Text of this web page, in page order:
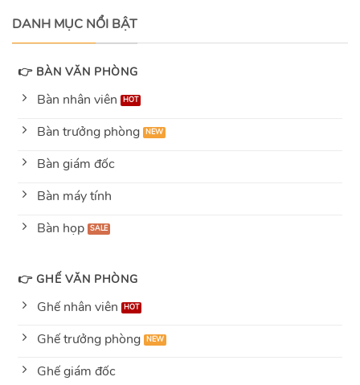
DANH MỤC NỔI BẬT
👉 BÀN VĂN PHÒNG
Bàn nhân viên
Bàn trưởng phòng
Bàn giám đốc
Bàn máy tính
Bàn họp
👉 GHẾ VĂN PHÒNG
Ghế nhân viên
Ghế trưởng phòng
Ghế giám đốc